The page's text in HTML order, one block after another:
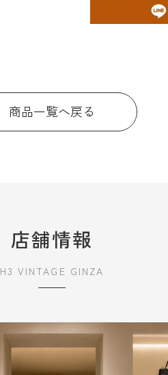
商品一覧へ戻る
店舗情報
H3 VINTAGE GINZA